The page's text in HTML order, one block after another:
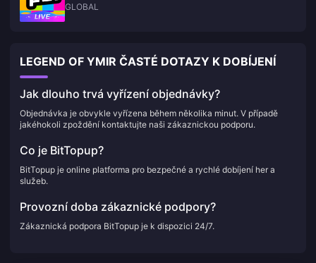
GLOBAL
LEGEND OF YMIR ČASTÉ DOTAZY K DOBÍJENÍ
Jak dlouho trvá vyřízení objednávky?
Objednávka je obvykle vyřízena během několika minut. V případě
jakéhokoli zpoždění kontaktujte naši zákaznickou podporu.
Co je BitTopup?
BitTopup je online platforma pro bezpečné a rychlé dobíjení her a
služeb.
Provozní doba zákaznické podpory?
Zákaznická podpora BitTopup je k dispozici 24/7.